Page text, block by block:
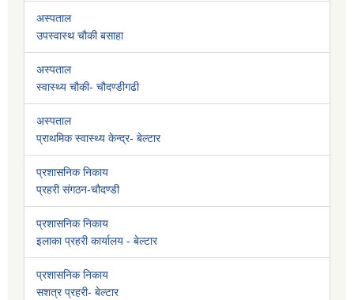
अस्पताल
उपस्वास्थ चौकी बसाहा
अस्पताल
स्वास्थ्य चौकी- चौदण्डीगढी
अस्पताल
प्राथमिक स्वास्थ्य केन्द्र- बेल्टार
प्रशासनिक निकाय
प्रहरी संगठन-चौदण्डी
प्रशासनिक निकाय
इलाका प्रहरी कार्यालय - बेल्टार
प्रशासनिक निकाय
सशत्र प्रहरी- बेल्टार